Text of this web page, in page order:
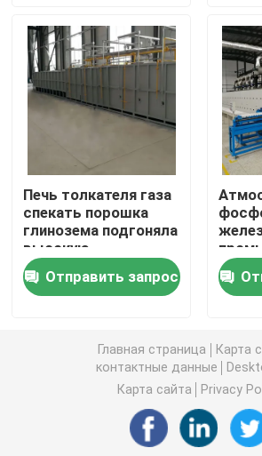
Толкатель печи
печь пояса сетки
Тип печь коробки
печь трубки
печь челнока
печь коробки атмосферы
Печь толкателя газа
спекать порошка
глинозема подгоняла
высокую
температуру
Отправить запрос
Главная страница
Карта
контактные данные
Карта сайта
Privacy